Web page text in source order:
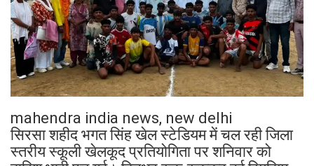
mahendra india news, new delhi
सिरसा शहीद भगत सिंह खेल स्टेडियम में चल रही जिला
स्तरीय स्कूली खेलकूद प्रतियोगिता पर शनिवार को